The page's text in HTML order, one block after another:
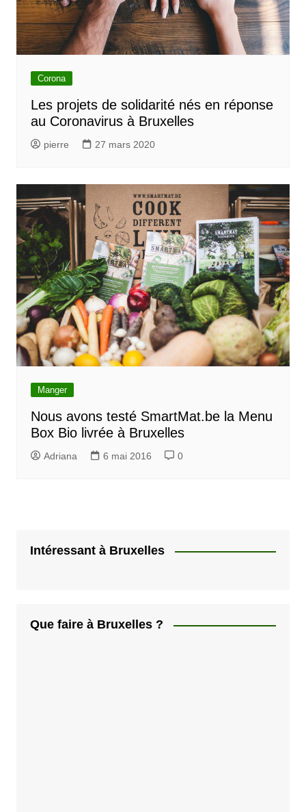
Corona
Les projets de solidarité nés en réponse
au Coronavirus à Bruxelles
pierre 27 mars 2020
Manger
Nous avons testé SmartMat.be la Menu
Box Bio livrée à Bruxelles
Adriana 6 mai 2016 0
Intéressant à Bruxelles
Que faire à Bruxelles ?